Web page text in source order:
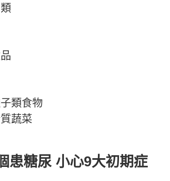
類食物
蔬菜
患糖尿 小心9大初期症